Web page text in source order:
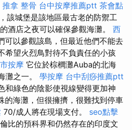
推拿 整骨 台中按摩推薦ptt 茶會點
該城堡是該地區最古老的防禦工
酒店之夜可以確保參觀海灘。 西
可以參觀該島，但最近他們不能去
希望火烈鳥對待不負責任的小孩
按摩 它位於棕櫚灘Auba的北海
灘之一。 學按摩 台中刮痧推薦ptt
和綠色的陰影使視線變得更加神
的海灘，但很擁擠，很難找到停車
70/成人將在現場支付。 seo點擊
比的預科界和仍然存在的印度文